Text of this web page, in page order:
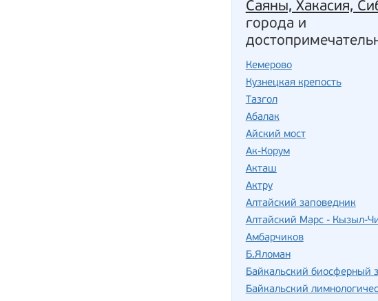
Саяны, Хакасия,
города и
Кемерово
Кузнецкая крепость
Тазгол
Абалак
Айский мост
Ак-Корум
Акташ
Актру
Алтайский заповедник
Алтайский Марс - Кызыл-
Амбарчиков
Б.Яломан
Байкальский биосферный
Байкальский